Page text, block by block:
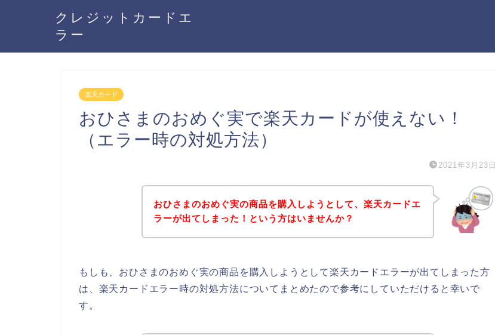
クレジットカードエ
ラー
楽天カード
おひさまのおめぐ実で楽天カードが使えない！
（エラー時の対処方法）
2021年3月23日
おひさまのおめぐ実の商品を購入しようとして、楽天カードエ
ラーが出てしまった！という方はいませんか？
もしも、おひさまのおめぐ実の商品を購入しようとして楽天カードエラーが出てしまった方
は、楽天カードエラー時の対処方法についてまとめたので参考にしていただけると幸いで
す。